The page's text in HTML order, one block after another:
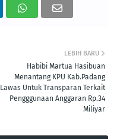
LEBIH BARU
Habibi Martua Hasibuan
Menantang KPU Kab.Padang
Lawas Untuk Transparan Terkait
Pengggunaan Anggaran Rp.34
Miliyar